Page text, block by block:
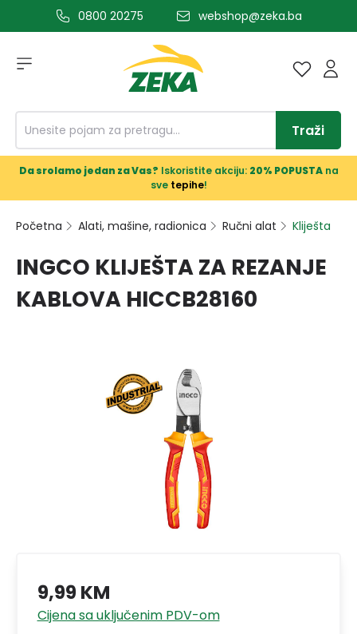
glavni sadržaj0800 20275 webshop@zeka.ba
Traži
Da srolamo jedan za Vas? Iskoristite akciju: 20% POPUSTAna
sve tepihe!
Početna Alati, mašine, radionica Ručni alat Kliješta
INGCO KLIJEŠTA ZA REZANJE
KABLOVA HICCB28160
9,99 KM
Cijena sa uključenim PDV-om